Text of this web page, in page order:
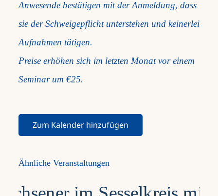
Anwesende bestätigen mit der Anmeldung, dass
sie der Schweigepflicht unterstehen und keinerlei
Aufnahmen tätigen.
Preise erhöhen sich im letzten Monat vor einem
Seminar um €25.
Zum Kalender hinzufügen
Ähnliche Veranstaltungen